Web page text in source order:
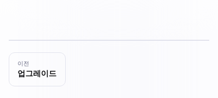
이전
업그레이드